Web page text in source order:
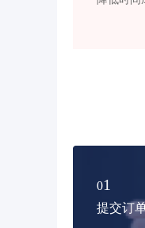
01
提交订